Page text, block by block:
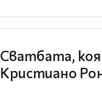
Сватбата,
Кристиано